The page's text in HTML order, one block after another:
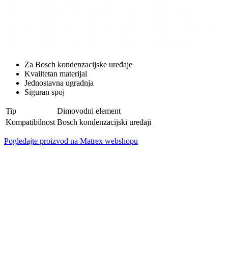
Za Bosch kondenzacijske uređaje
Kvalitetan materijal
Jednostavna ugradnja
Siguran spoj
Tip
Dimovodni element
Kompatibilnost Bosch kondenzacijski uređaji
Pogledajte proizvod na Matrex webshopu